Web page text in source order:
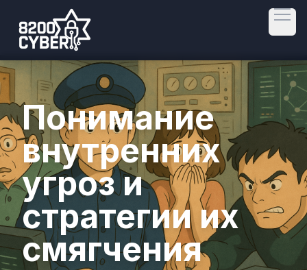
Понимание
внутренних
угроз и
стратегии их
смягчения